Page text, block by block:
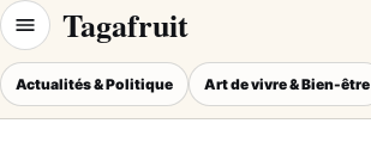
Tagafruit
Actualités & Politique Art de vivre & Bien-être